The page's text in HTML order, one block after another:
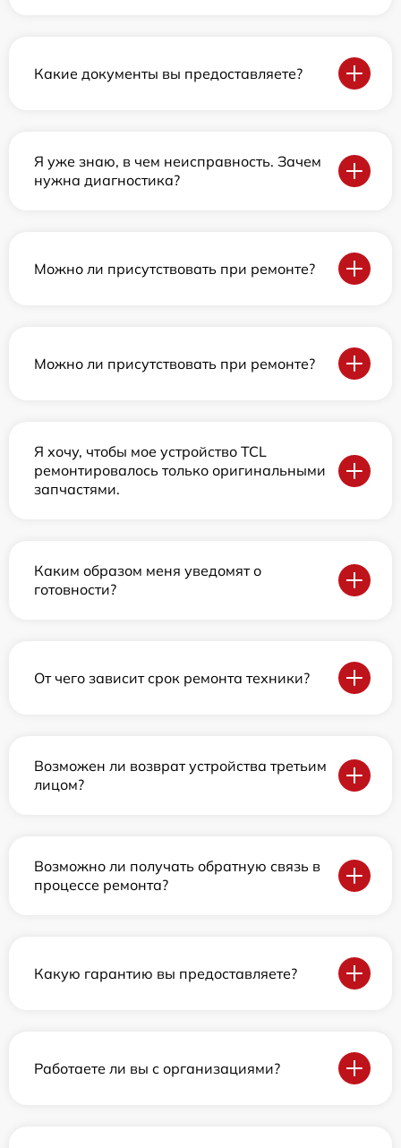
Какие документы вы предоставляете?
Я уже знаю, в чем неисправность. Зачем
нужна диагностика?
Можно ли присутствовать при ремонте?
Можно ли присутствовать при ремонте?
Я хочу, чтобы мое устройство TCL
ремонтировалось только оригинальными
запчастями.
Каким образом меня уведомят о
готовности?
От чего зависит срок ремонта техники?
Возможен ли возврат устройства третьим
лицом?
Возможно ли получать обратную связь в
процессе ремонта?
Какую гарантию вы предоставляете?
Работаете ли вы с организациями?